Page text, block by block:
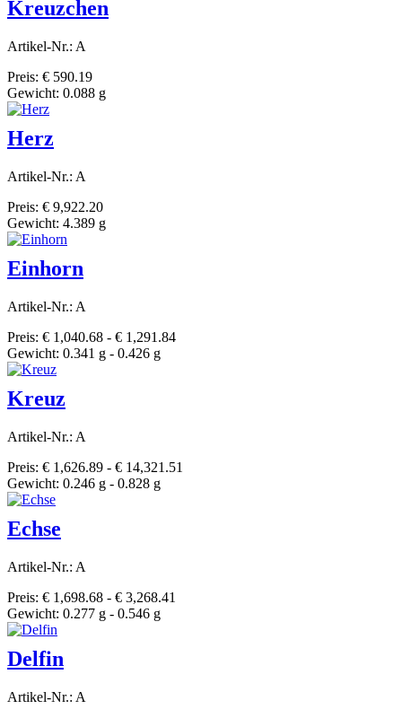
Kreuzchen
Artikel-Nr.: A
Preis: € 590.19
Gewicht: 0.088 g
Herz
Artikel-Nr.: A
Preis: € 9,922.20
Gewicht: 4.389 g
Einhorn
Artikel-Nr.: A
Preis: € 1,040.68 - € 1,291.84
Gewicht: 0.341 g - 0.426 g
Kreuz
Artikel-Nr.: A
Preis: € 1,626.89 - € 14,321.51
Gewicht: 0.246 g - 0.828 g
Echse
Artikel-Nr.: A
Preis: € 1,698.68 - € 3,268.41
Gewicht: 0.277 g - 0.546 g
Delfin
Artikel-Nr.: A